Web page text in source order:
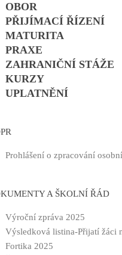
OBOR
PŘIJÍMACÍ ŘÍZENÍ
MATURITA
PRAXE
ZAHRANIČNÍ STÁŽE
KURZY
UPLATNĚNÍ
Prohlášení o zpracování
A ŠKOLNÍ ŘÁD
Výroční zpráva 2025
Výsledková listina-Přijatí žáci
Fortika 2025